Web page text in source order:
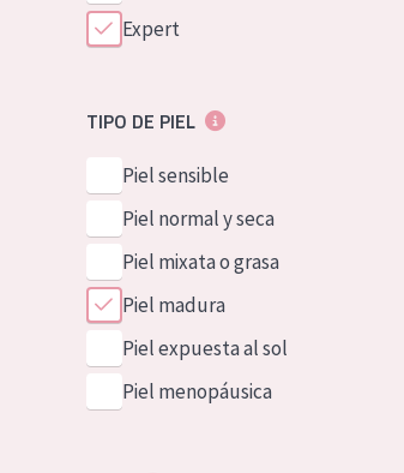
Expert
TIPO DE PIEL
Piel sensible
Piel normal y seca
Piel mixata o grasa
Piel madura
Piel expuesta al sol
Piel menopáusica